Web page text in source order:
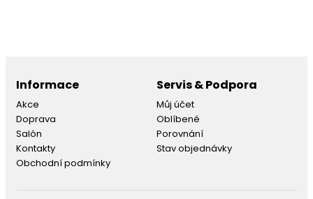
Informace
Akce
Doprava
Salón
Kontakty
Obchodní podmínky
Servis & Podpora
Můj účet
Oblíbené
Porovnání
Stav objednávky